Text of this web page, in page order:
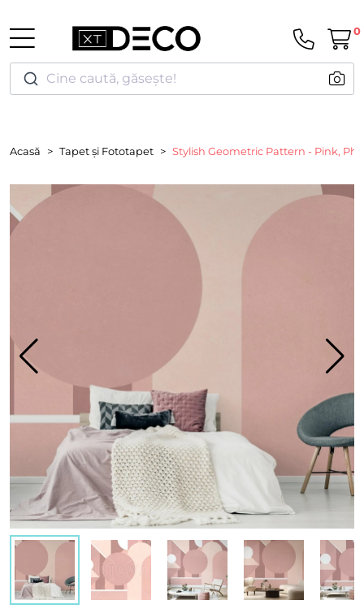
Cine caută, găsește!
0
Acasă Tapet și Fototapet Stylish Geometric Pattern - Pink,